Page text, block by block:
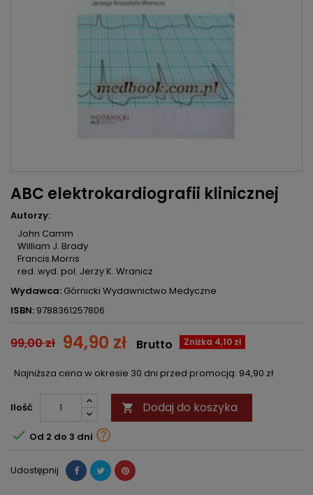
ABC elektrokardiografii klinicznej
Autorzy:
John Camm
William J. Brady
Francis Morris
red. wyd. pol. Jerzy K. Wranicz
Wydawca: Górnicki Wydawnictwo Medyczne
ISBN: 9788361257806
99,00 zł 94,90 zł Zniżka 4,10 zł
Brutto
Najniższa cena w okresie 30 dni przed promocją: 94,90 zł
Ilość  Dodaj do koszyka
 Od 2 do 3 dni 
Udostępnij